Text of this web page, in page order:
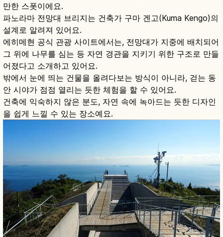
만한 스폿이에요.
파노라마 전망대 브리지는 건축가 구마 겐고(Kuma Kengo)의
설계로 알려져 있어요.
에히메현 공식 관광 사이트에서는, 전망대가 지중에 배치되어
그 위에 나무를 심는 등 자연 경관을 지키기 위한 구조로 만들
어졌다고 소개하고 있어요.
밖에서 눈에 띄는 건물을 올려다보는 방식이 아니라, 걷는 동
안 시야가 점점 열리는 듯한 체험을 할 수 있어요.
건축에 익숙하지 않은 분도, 자연 속에 녹아드는 듯한 디자인
을 쉽게 느낄 수 있는 장소예요.